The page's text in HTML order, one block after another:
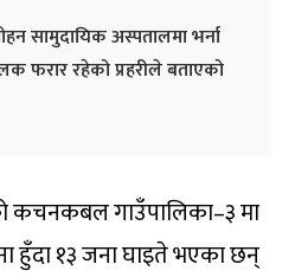
सामुदायिक अस्पतालमा भर्ना
फरार रहेको प्रहरीले बताएको
कचनकबल गाउँपालिका–३ मा
हुँदा १३ जना घाइते भएका छन्